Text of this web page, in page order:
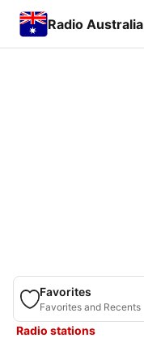
Radio Australia
Favorites
Favorites and Recents
Radio stations